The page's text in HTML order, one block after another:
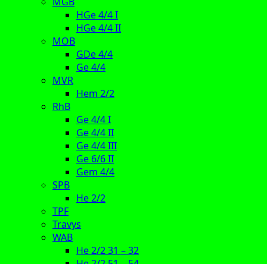
HGe 4/4 I
HGe 4/4 II
MOB
GDe 4/4
Ge 4/4
MVR
Hem 2/2
RhB
Ge 4/4 I
Ge 4/4 II
Ge 4/4 III
Ge 6/6 II
Gem 4/4
SPB
He 2/2
TPF
Travys
WAB
He 2/2 31 – 32